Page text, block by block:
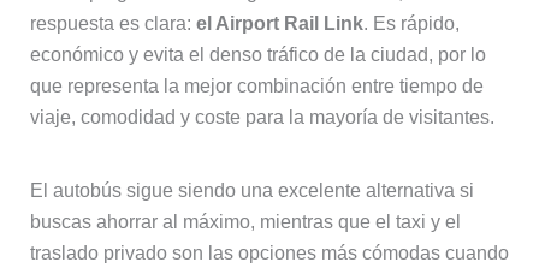
respuesta es clara: el Airport Rail Link. Es rápido,
económico y evita el denso tráfico de la ciudad, por lo
que representa la mejor combinación entre tiempo de
viaje, comodidad y coste para la mayoría de visitantes.
El autobús sigue siendo una excelente alternativa si
buscas ahorrar al máximo, mientras que el taxi y el
traslado privado son las opciones más cómodas cuando